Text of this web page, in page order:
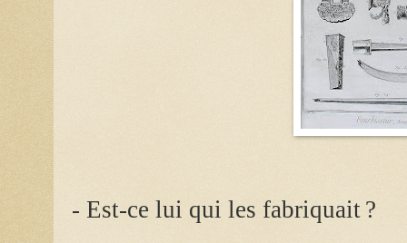
- Est-ce lui qui les fabriquait ?